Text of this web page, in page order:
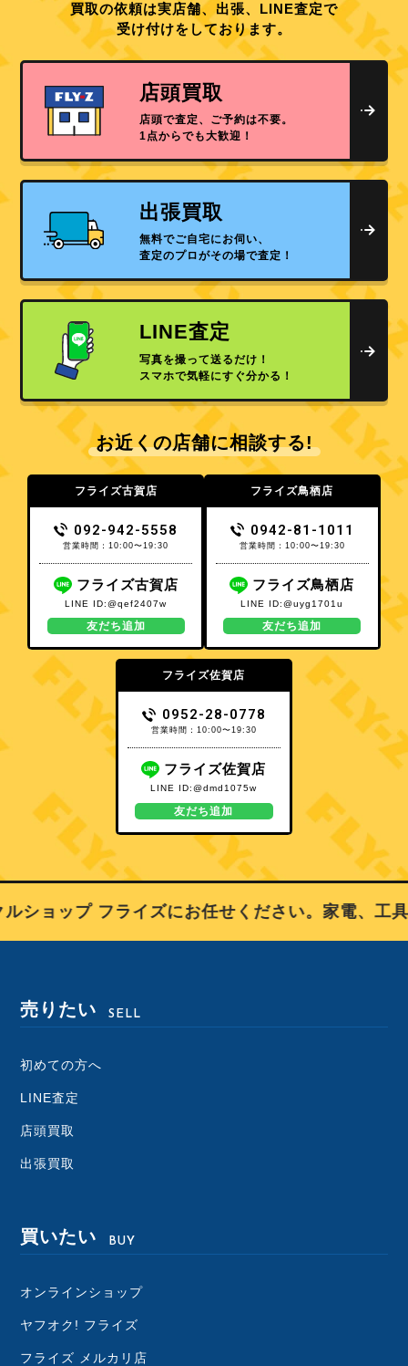
買取の依頼は実店舗、出張、LINE査定で
受け付けをしております。
店頭買取
店頭で査定、ご予約は不要。
1点からでも大歓迎！
出張買取
無料でご自宅にお伺い、
査定のプロがその場で査定！
LINE査定
写真を撮って送るだけ！
スマホで気軽にすぐ分かる！
お近くの店舗に相談する!
フライズ古賀店
092-942-5558
営業時間：10:00〜19:30
フライズ古賀店
LINE ID:@qef2407w
友だち追加
フライズ鳥栖店
0942-81-1011
営業時間：10:00〜19:30
フライズ鳥栖店
LINE ID:@uyg1701u
友だち追加
フライズ佐賀店
0952-28-0778
営業時間：10:00〜19:30
フライズ佐賀店
LINE ID:@dmd1075w
友だち追加
ショップ フライズにお任せください。家電、工
売りたい SELL
初めての方へ
LINE査定
店頭買取
出張買取
買いたい BUY
オンラインショップ
ヤフオク! フライズ
フライズ メルカリ店